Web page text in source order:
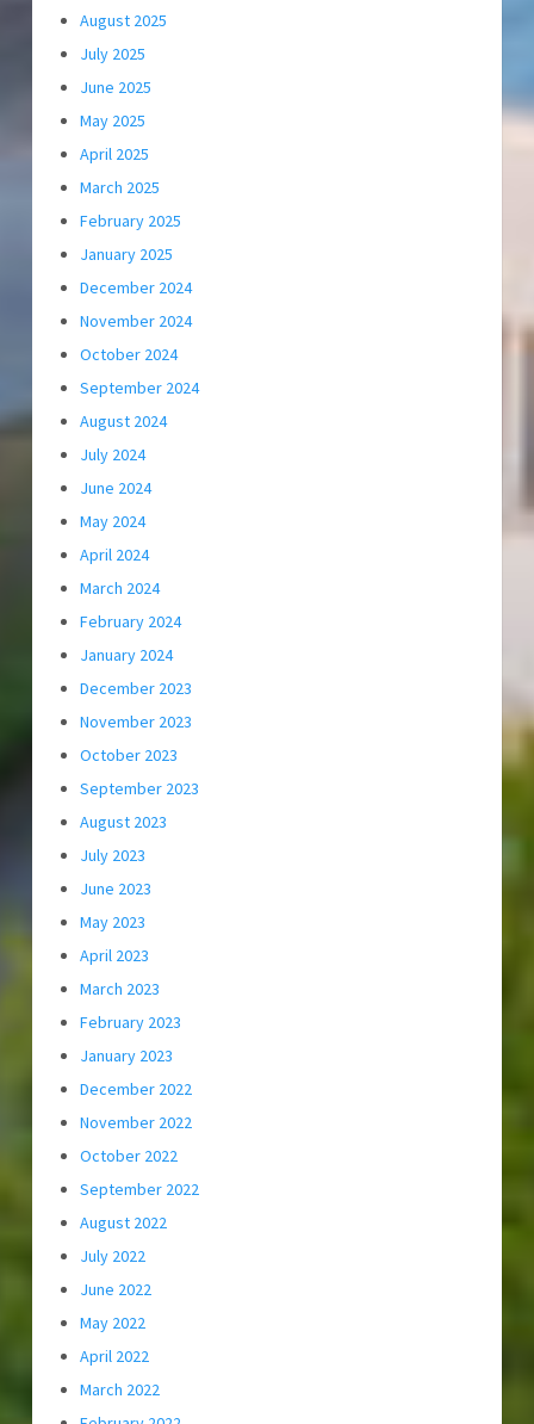
August 2025
July 2025
June 2025
May 2025
April 2025
March 2025
February 2025
January 2025
December 2024
November 2024
October 2024
September 2024
August 2024
July 2024
June 2024
May 2024
April 2024
March 2024
February 2024
January 2024
December 2023
November 2023
October 2023
September 2023
August 2023
July 2023
June 2023
May 2023
April 2023
March 2023
February 2023
January 2023
December 2022
November 2022
October 2022
September 2022
August 2022
July 2022
June 2022
May 2022
April 2022
March 2022